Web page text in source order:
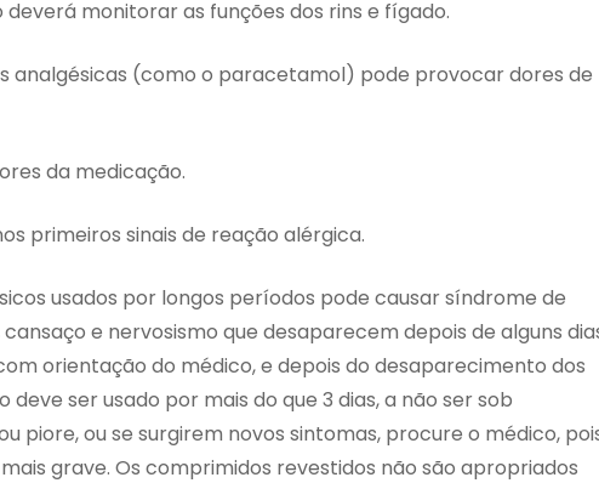
monitorar as funções dos rins e fígado.
analgésicas (como o paracetamol) pode provocar dores de
da medicação.
primeiros sinais de reação alérgica.
usados por longos períodos pode causar síndrome de
e nervosismo que desaparecem depois de alguns
orientação do médico, e depois do desaparecimento dos
deve ser usado por mais do que 3 dias, a não ser sob
piore, ou se surgirem novos sintomas, procure o médico,
grave. Os comprimidos revestidos não são apropriados